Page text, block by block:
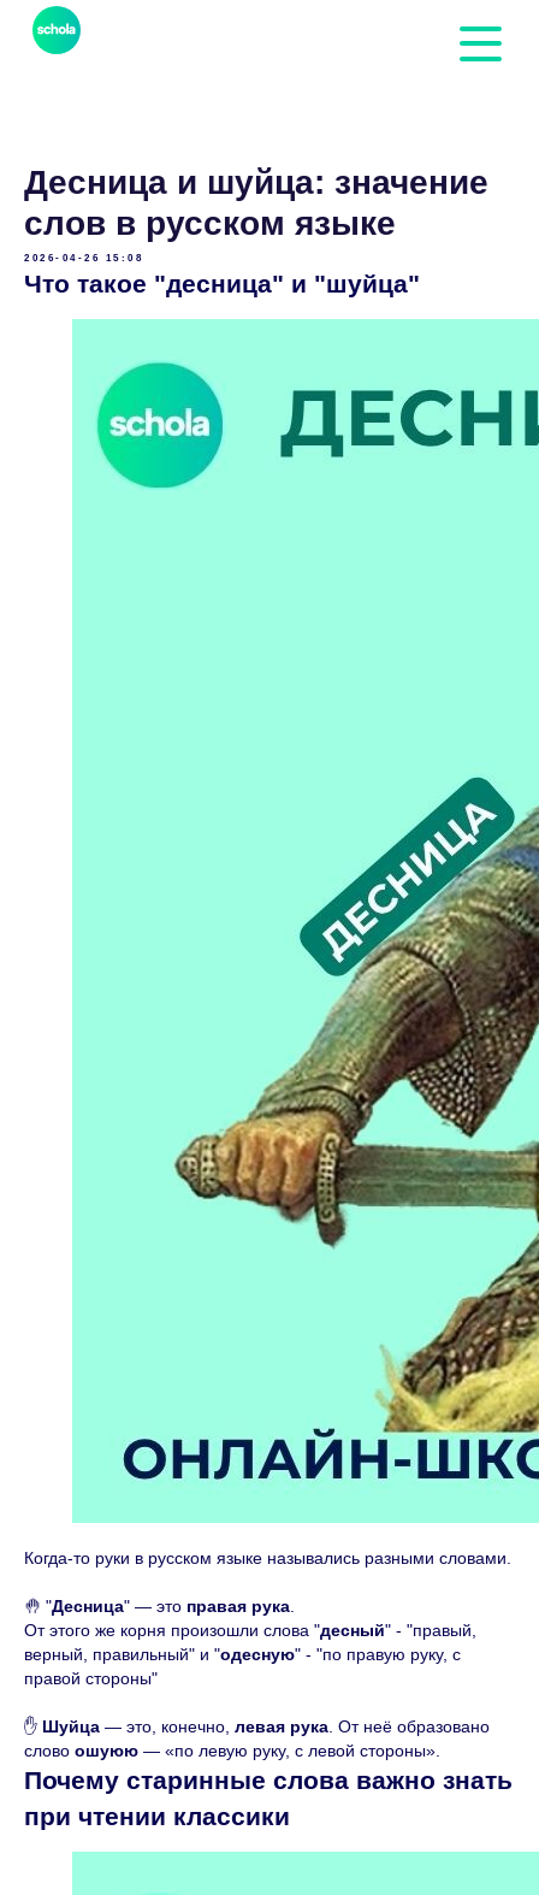
Десница и шуйца: значение
слов в русском языке
2026-04-26 15:08
Что такое "десница" и "шуйца"
Когда-то руки в русском языке назывались разными словами.
🤚 "Десница" — это правая рука
От этого же корня произошли слова "десный" - "правый,
верный, правильный" и "одесную" - "по правую руку, с
правой стороны"
✋ Шуйца — это, конечно, левая рука . От неё образовано
слово ошуюю — «по левую руку, с левой стороны».
Почему старинные слова важно знать
при чтении классики